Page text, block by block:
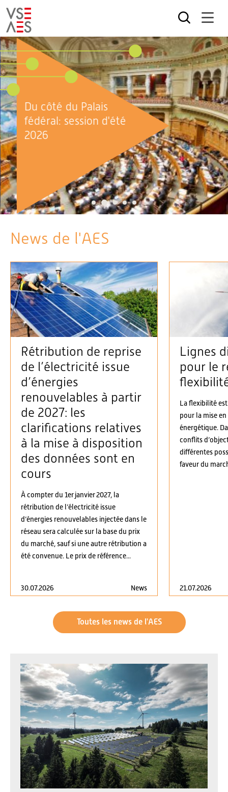
Aller
au
contenu
principal
Du côté du Palais
fédéral: session d'été
2026
1 2 3 4 5
News de l'AES
Rétribution de reprise
de l’électricité issue
d’énergies
renouvelables à partir
de 2027: les
clarifications relatives
à la mise à disposition
des données sont en
cours
À compter du 1er janvier 2027, la
rétribution de l’électricité issue
d’énergies renouvelables injectée dans le
réseau sera calculée sur la base du prix
du marché, sauf si une autre rétribution a
été convenue. Le prix de référence...
30.07.2026 News
Lignes
pour le
La flexibilité
pour la mise
énergétique.
conflits
différentes
faveur du
21.07.2026
Toutes les news de l'AES